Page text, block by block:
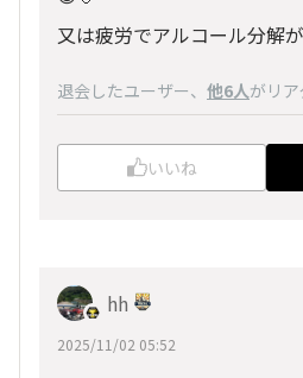
又は疲労でアルコール分解
退会したユーザー、 他6人がリ
いいね
hh
2025/11/02 05:52